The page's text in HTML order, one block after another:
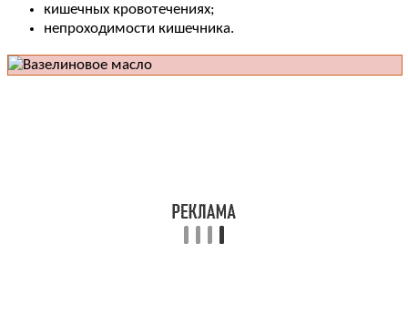
кишечных кровотечениях;
непроходимости кишечника.